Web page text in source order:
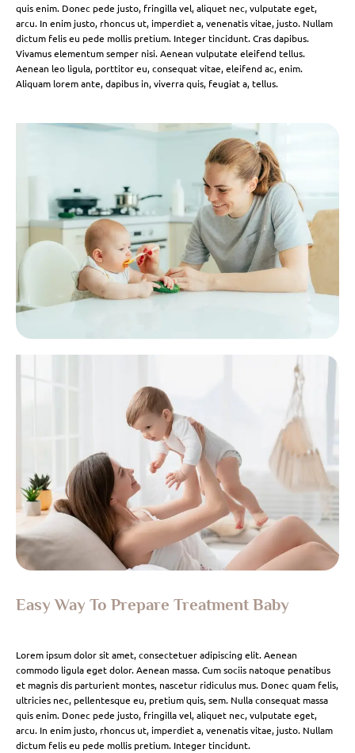
quis enim. Donec pede justo, fringilla vel, aliquet nec, vulputate eget,
arcu. In enim justo, rhoncus ut, imperdiet a, venenatis vitae, justo. Nullam
dictum felis eu pede mollis pretium. Integer tincidunt. Cras dapibus.
Vivamus elementum semper nisi. Aenean vulputate eleifend tellus.
Aenean leo ligula, porttitor eu, consequat vitae, eleifend ac, enim.
Aliquam lorem ante, dapibus in, viverra quis, feugiat a, tellus.
Easy Way To Prepare Treatment Baby
Lorem ipsum dolor sit amet, consectetuer adipiscing elit. Aenean
commodo ligula eget dolor. Aenean massa. Cum sociis natoque penatibus
et magnis dis parturient montes, nascetur ridiculus mus. Donec quam felis,
ultricies nec, pellentesque eu, pretium quis, sem. Nulla consequat massa
quis enim. Donec pede justo, fringilla vel, aliquet nec, vulputate eget,
arcu. In enim justo, rhoncus ut, imperdiet a, venenatis vitae, justo. Nullam
dictum felis eu pede mollis pretium. Integer tincidunt.